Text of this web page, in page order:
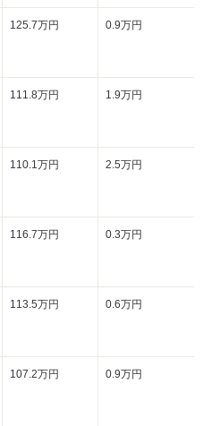
125.7万円 0.9万円
111.8万円 1.9万円
110.1万円 2.5万円
116.7万円 0.3万円
113.5万円 0.6万円
107.2万円 0.9万円